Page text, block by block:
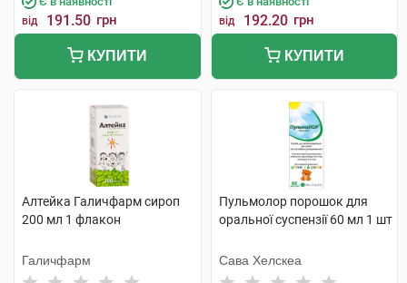
від 191.50 грн
КУПИТИ
від 192.20 грн
КУПИТИ
Алтейка Галичфарм сироп
200 мл 1 флакон
Галичфарм
Пульмолор порошок для
оральної суспензії 60 мл 1 шт
Сава Хелскеа